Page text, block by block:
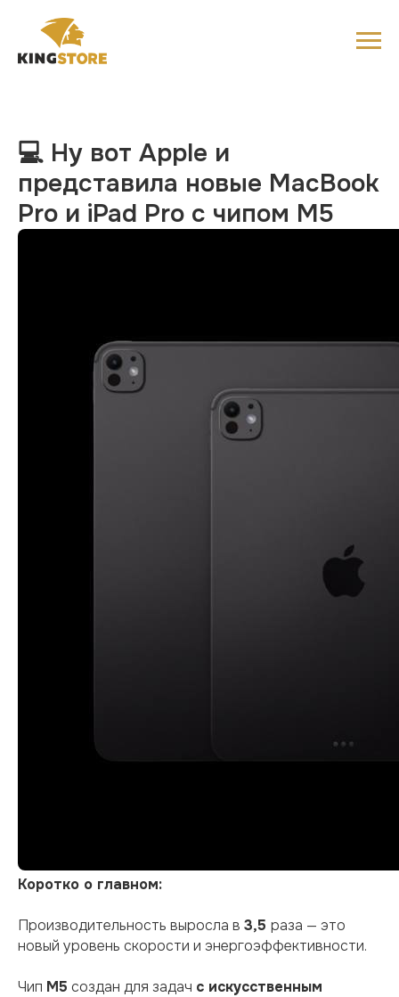
💻 Ну вот Apple и
представила новые MacBook
Pro и iPad Pro с чипом M5
Коротко о главном:
Производительность выросла в 3,5 раза — это
новый уровень скорости и энергоэффективности.
Чип M5 создан для задач с искусственным